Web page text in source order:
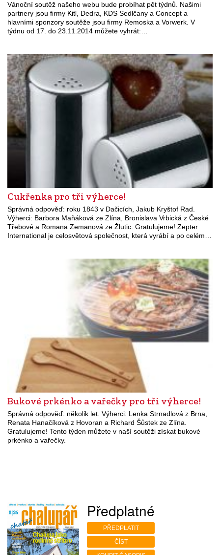
Vánoční soutěž našeho webu bude probíhat pět týdnů. Našimi
partnery jsou firmy Kitl, Dedra, KDS Sedlčany a Concept a
hlavními sponzory soutěže jsou firmy Remoska a Vorwerk. V
týdnu od 17. do 23.11.2014 můžete vyhrát:…
Cukřenka pro tři výherce!
Správná odpověď: roku 1843 v Dačicích, Jakub Kryštof Rad.
Výherci: Barbora Maňáková ze Zlína, Bronislava Vrbická z České
Třebové a Romana Zemanová ze Žlutic. Gratulujeme! Zepter
International je celosvětová společnost, která vyrábí a po celém…
Bukové prkénko a vařečky pro tři výherce!
Správná odpověď: několik let. Výherci: Lenka Strnadlová z Brna,
Renata Hanačíková z Hovoran a Richard Šůstek ze Zlína.
Gratulujeme! Tento týden můžete v naší soutěži získat bukové
prkénko a vařečky.
Předplatné
PŘEDPLATIT
ČÍST